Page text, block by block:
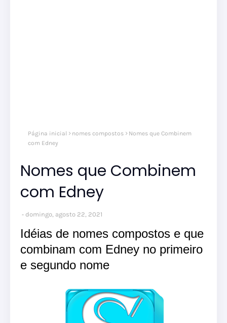
Página inicial nomes compostos
Nomes que Combinem
com Edney
Nomes que Combinem
com Edney
domingo, agosto 22, 2021
Idéias de nomes compostos e que
combinam com Edney no primeiro
e segundo nome